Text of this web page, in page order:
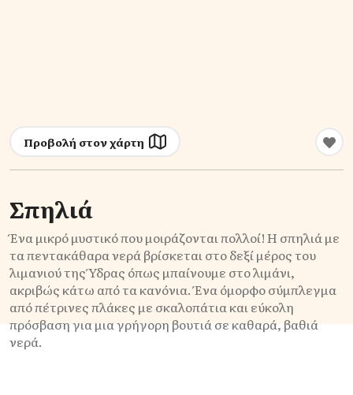
Προβολή στον χάρτη
Σπηλιά
Ένα μικρό μυστικό που μοιράζονται πολλοί! Η σπηλιά με
τα πεντακάθαρα νερά βρίσκεται στο δεξί μέρος του
λιμανιού της Ύδρας όπως μπαίνουμε στο λιμάνι,
ακριβώς κάτω από τα κανόνια. Ένα όμορφο σύμπλεγμα
από πέτρινες πλάκες με σκαλοπάτια και εύκολη
πρόσβαση για μια γρήγορη βουτιά σε καθαρά, βαθιά
νερά.